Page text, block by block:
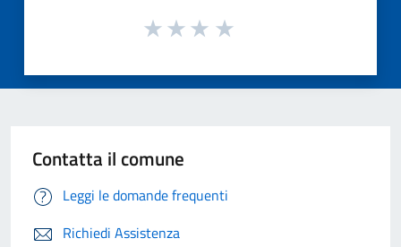
Contatta il comune
Leggi le domande frequenti
Richiedi Assistenza